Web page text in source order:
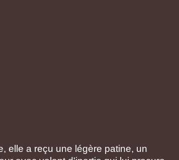
elle a reçu une légère patine, un